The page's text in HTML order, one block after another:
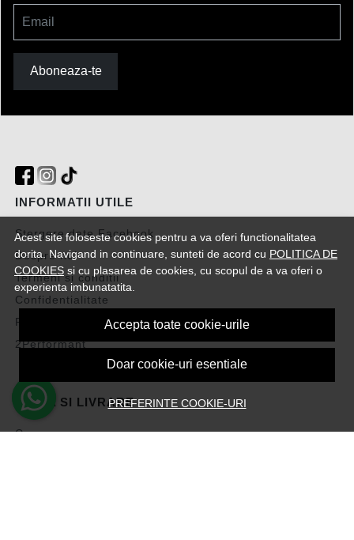
Acest site foloseste cookies pentru a va oferi functionalitatea
dorita. Navigand in continuare, sunteti de acord cu POLITICA DE
COOKIES si cu plasarea de cookies, cu scopul de a va oferi o
experienta imbunatatita.
Accepta toate cookie-urile
Doar cookie-uri esentiale
PREFERINTE COOKIE-URI
Email
Aboneaza-te
INFORMATII UTILE
Stergere date Facebook
Despre noi
Termeni si conditii
Confidentialitate
Politica de Cookies
2Performant
PLATA SI LIVRARE
Cum cumpar